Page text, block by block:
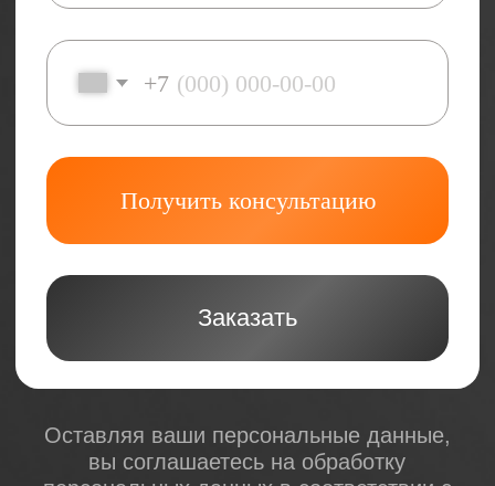
Оставляя ваши персональные данные,
вы соглашаетесь на обработку
Политикой конфиденциальности